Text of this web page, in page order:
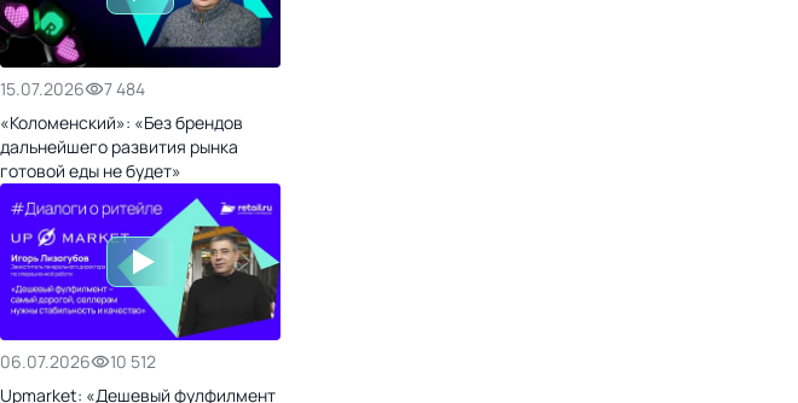
15.07.2026
7 484
«Коломенский»: «Без брендов
дальнейшего развития рынка
готовой еды не будет»
06.07.2026
10 512
Upmarket: «Дешевый фулфилмент